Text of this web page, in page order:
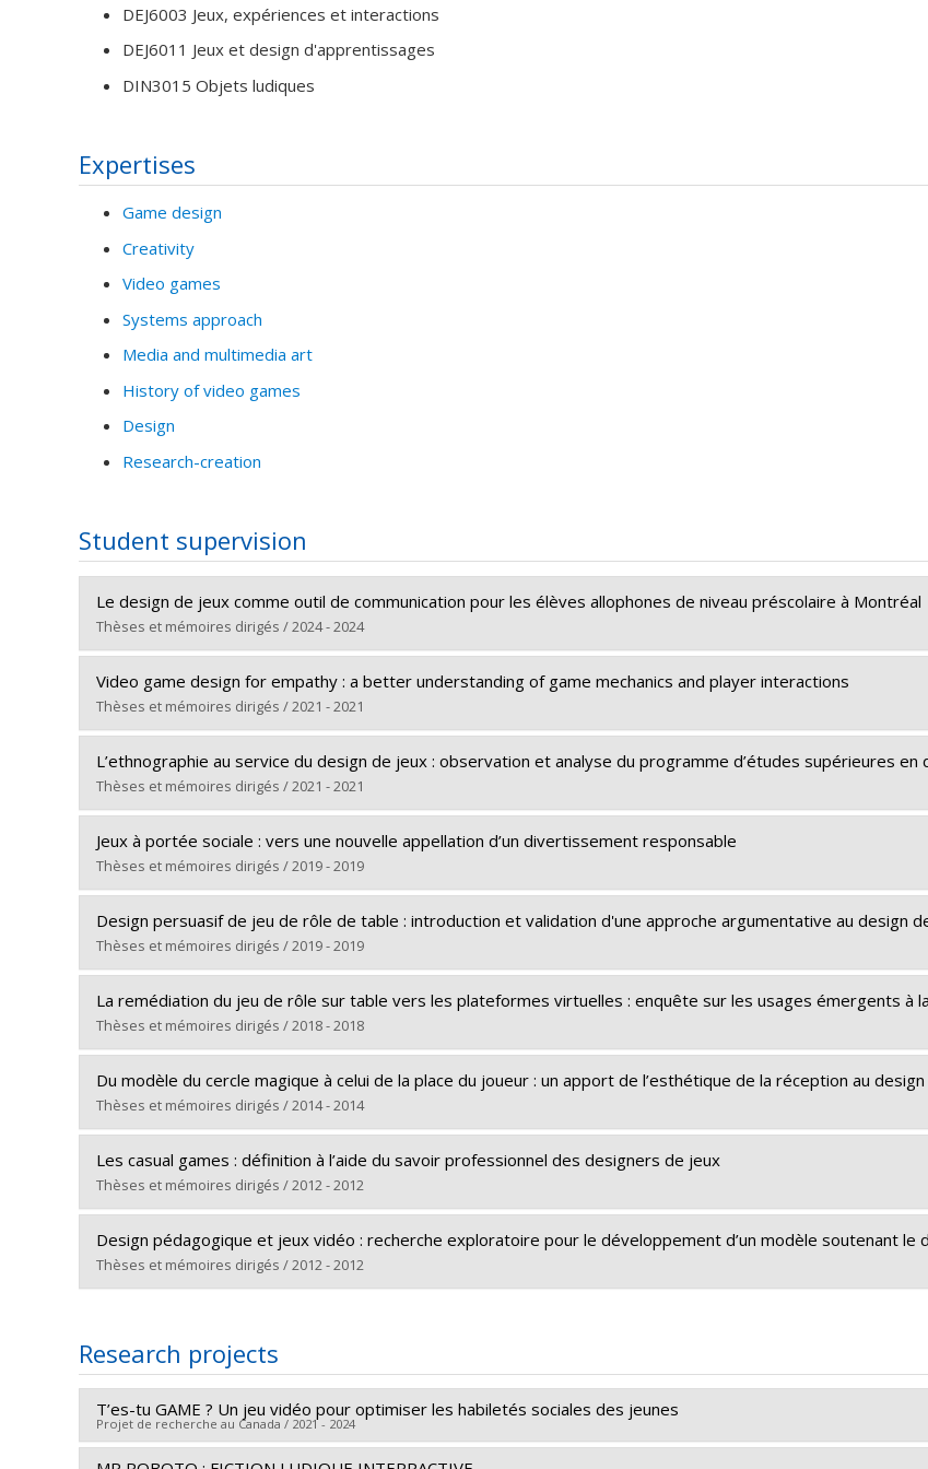
DEJ6003 Jeux, expériences et interactions
DEJ6011 Jeux et design d'apprentissages
DIN3015 Objets ludiques
Expertises
Game design
Creativity
Video games
Systems approach
Media and multimedia art
History of video games
Design
Research-creation
Student supervision
Le design de jeux comme outil de communication pour les élèves allophones de niveau préscolaire à Montréal
Thèses et mémoires dirigés / 2024 - 2024
Graduate :Duplain, Delphine
Cycle : Master's
Grade :M. Sc. A.
Lien vers le document dans Papyrus
Video game design for empathy : a better understanding of game mechanics and player interactions
Thèses et mémoires dirigés / 2021 - 2021
Graduate :Aguilar, Edgar Eduardo
Cycle : Master's
Grade :M. Sc. A.
Lien vers le document dans Papyrus
L’ethnographie au service du design de jeux : observation et analyse du programme d’études supérieures en
Thèses et mémoires dirigés / 2021 - 2021
Graduate :Turnblom-Lepage, Harrison
Cycle : Master's
Grade :M. Sc. A.
Lien vers le document dans Papyrus
Jeux à portée sociale : vers une nouvelle appellation d’un divertissement responsable
Thèses et mémoires dirigés / 2019 - 2019
Graduate :Bhéreur-Lagounaris, Alexia
Cycle : Master's
Grade :M. Sc. A.
Lien vers le document dans Papyrus
Design persuasif de jeu de rôle de table : introduction et validation d'une approche argumentative au design
Thèses et mémoires dirigés / 2019 - 2019
Graduate :Godin, Danny
Cycle : Doctoral
Grade :Ph. D.
Lien vers le document dans Papyrus
La remédiation du jeu de rôle sur table vers les plateformes virtuelles : enquête sur les usages émergents à
Thèses et mémoires dirigés / 2018 - 2018
Graduate :Savard, Sébastien
Cycle : Master's
Grade :M. Sc. A.
Lien vers le document dans Papyrus
Du modèle du cercle magique à celui de la place du joueur : un apport de l’esthétique de la réception au
Thèses et mémoires dirigés / 2014 - 2014
Graduate :Bussière-Lavallée, Véronique
Cycle : Master's
Grade :M. Sc. A.
Lien vers le document dans Papyrus
Les casual games : définition à l’aide du savoir professionnel des designers de jeux
Thèses et mémoires dirigés / 2012 - 2012
Graduate :Chiapello, Laureline
Cycle : Master's
Grade :M. Sc. A.
Design pédagogique et jeux vidéo : recherche exploratoire pour le développement d’un modèle soutenant le
Thèses et mémoires dirigés / 2012 - 2012
Master's
Grade :M. Sc. A.
Lien vers le document dans Papyrus
Research projects
T’es-tu GAME ? Un jeu vidéo pour optimiser les habiletés sociales des jeunes
Projet de recherche au Canada / 2021 - 2024